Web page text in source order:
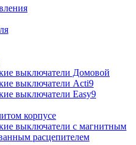
выключатели Домовой
выключатели Acti9
выключатели Easy9
корпусе
выключатели с магнитным
расцепителем